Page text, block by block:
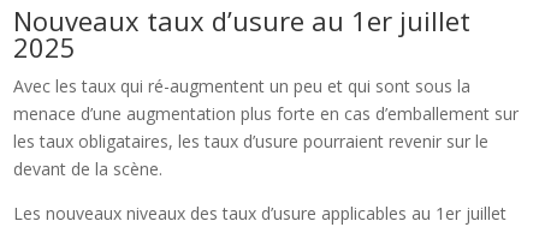
Nouveaux taux d’usure au 1er juillet
2025
Avec les taux qui ré-augmentent un peu et qui sont sous la
menace d’une augmentation plus forte en cas d’emballement sur
les taux obligataires, les taux d’usure pourraient revenir sur le
devant de la scène.
Les nouveaux niveaux des taux d’usure applicables au 1er juillet